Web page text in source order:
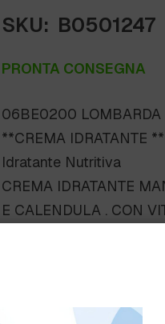
SKU: B0501247
PRONTA CONSEGNA
06BE0200 LOMBARDA
**CREMA IDRATANTE **
Idratante Nutritiva
CREMA IDRATANTE
E CALENDULA . CON